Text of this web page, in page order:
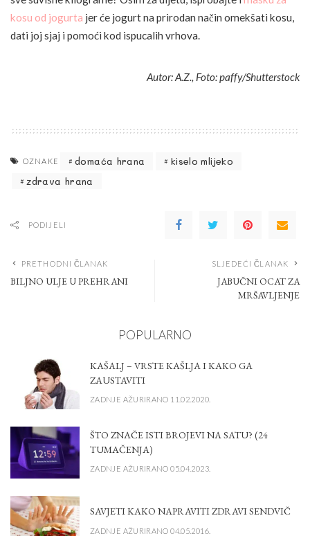
kosu od jogurta jer će jogurt na prirodan način omekšati kosu,
dati joj sjaj i pomoći kod ispucalih vrhova.
Autor: A.Z., Foto: paffy/Shutterstock
OZNAKE domaća hrana
kiselo mlijeko
zdrava hrana
PODIJELI
PRETHODNI ČLANAK
BILJNO ULJE U PREHRANI
SLJEDEĆI ČLANAK
JABUČNI OCAT ZA
MRŠAVLJENJE
POPULARNO
KAŠALJ – VRSTE KAŠLJA I KAKO GA
ZAUSTAVITI
ZADNJE AŽURIRANO 11.02.2020.
ŠTO ZNAČE ISTI BROJEVI NA SATU? (24
TUMAČENJA)
ZADNJE AŽURIRANO 05.04.2023.
SAVJETI KAKO NAPRAVITI ZDRAVI SENDVIČ
ZADNJE AŽURIRANO 04.05.2016.